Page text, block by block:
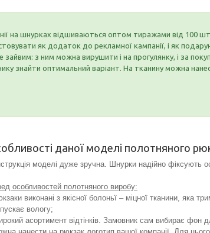
на шнурках відшиваються оптом тиражами від 100
як додаток до рекламної кампанії, і як
зайвим: з ним можна вирушити і на прогулянку, і за
знайти оптимальний варіант. На тканину можна
даної моделі полотняного
моделі дуже зручна. Шнурки надійно фіксують
особливостей полотняного виробу:
виконані з якісної болоньї – міцної тканини, яка
вологу;
асортимент відтінків. Замовник сам вибирає фон